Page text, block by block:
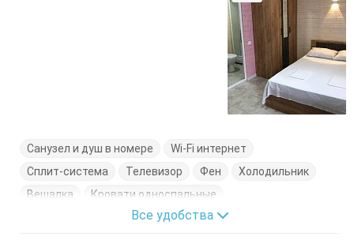
Санузел и душ в номере
Wi-Fi интернет
Сплит-система
Телевизор Фен
Холодильник
Вешалка
Кровати односпальные
Кровать двуспальная
Тумбочки
Все удобства